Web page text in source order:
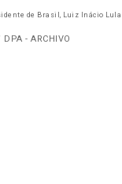
de Brasil, Luiz Inácio Lula
- ARCHIVO